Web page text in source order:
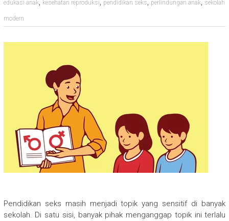
edukasi anak, kesehatan reproduksi, pendidikan seks, perlindungan anak, sekolah
modern
Pendidikan seks masih menjadi topik yang sensitif di banyak
sekolah. Di satu sisi, banyak pihak menganggap topik ini terlalu